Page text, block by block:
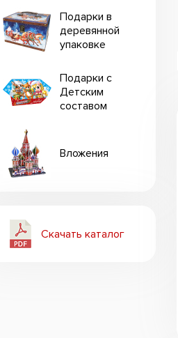
Подарки в
деревянной
упаковке
Подарки с
Детским
составом
Вложения
Скачать каталог